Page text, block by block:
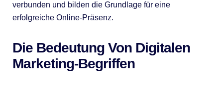
verbunden und bilden die Grundlage für eine
erfolgreiche Online-Präsenz.
Die Bedeutung Von Digitalen
Marketing-Begriffen